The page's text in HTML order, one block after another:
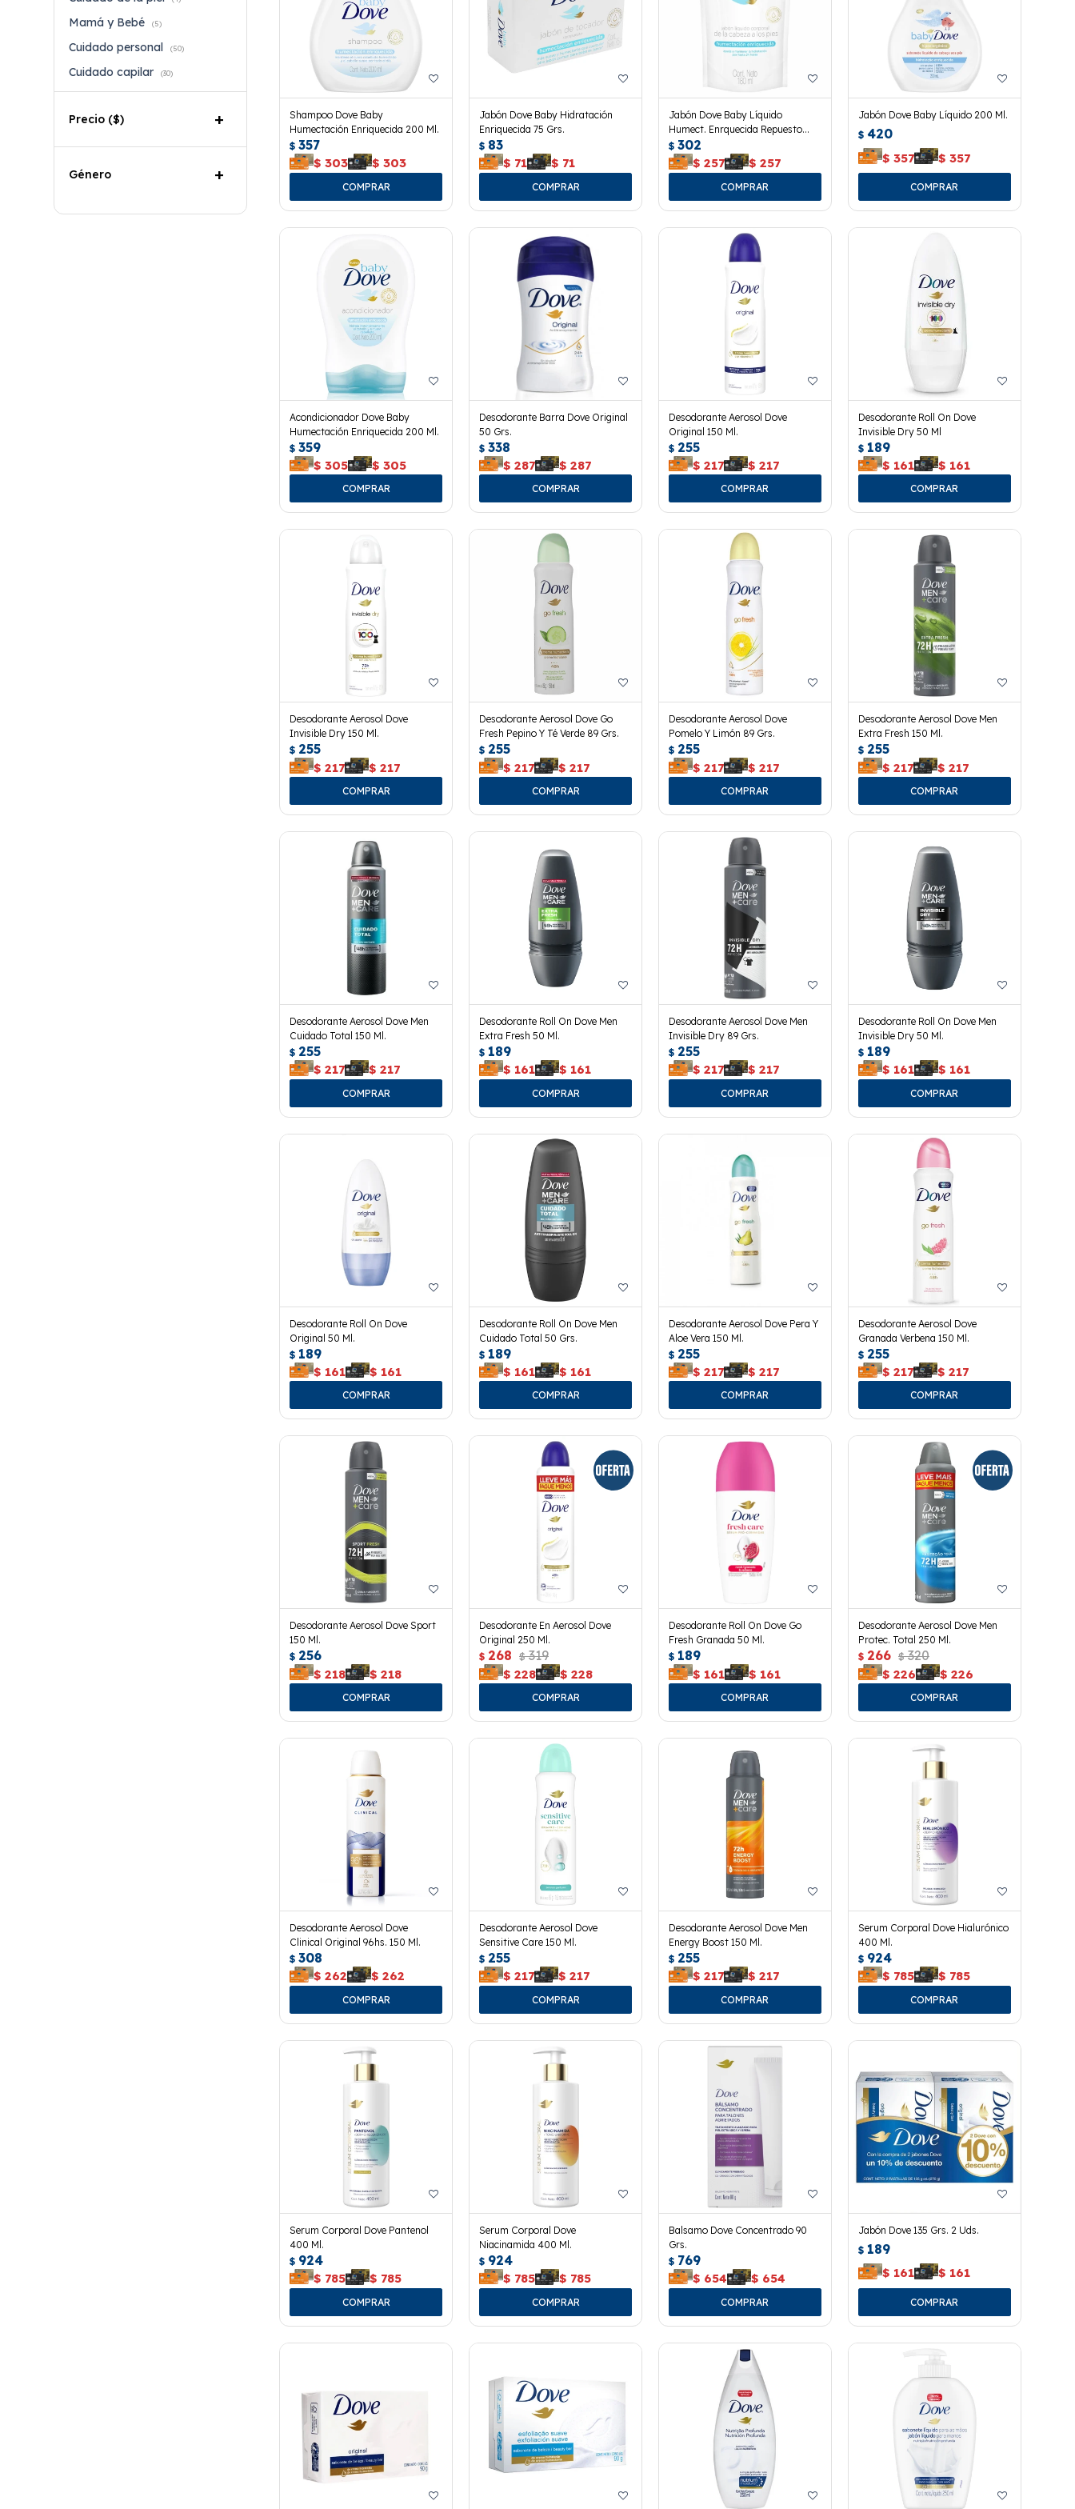
Shampoo Dove Baby
Humectación Enriquecida 200 Ml.
$ 357
$ 303 $ 303
Jabón Dove Baby Hidratación
Enriquecida 75 Grs.
$ 83
$ 71 $ 71
Jabón Dove Baby Líquido
Humect. Enrquecida Repuesto
180 Ml.
$ 302
$ 257 $ 257
Jabón Dove Baby Líquido 200 Ml.
$ 420
$ 357 $ 357
Acondicionador Dove Baby
Humectación Enriquecida 200 Ml.
$ 359
$ 305 $ 305
Desodorante Barra Dove Original
50 Grs.
$ 338
$ 287 $ 287
Desodorante Aerosol Dove
Original 150 Ml.
$ 255
$ 217 $ 217
Desodorante Roll On Dove
Invisible Dry 50 Ml
$ 189
$ 161 $ 161
Desodorante Aerosol Dove
Invisible Dry 150 Ml.
$ 255
$ 217 $ 217
Desodorante Aerosol Dove Go
Fresh Pepino Y Té Verde 89 Grs.
$ 255
$ 217 $ 217
Desodorante Aerosol Dove
Pomelo Y Limón 89 Grs.
$ 255
$ 217 $ 217
Desodorante Aerosol Dove Men
Extra Fresh 150 Ml.
$ 255
$ 217 $ 217
Desodorante Aerosol Dove Men
Cuidado Total 150 Ml.
$ 255
$ 217 $ 217
Desodorante Roll On Dove Men
Extra Fresh 50 Ml.
$ 189
$ 161 $ 161
Desodorante Aerosol Dove Men
Invisible Dry 89 Grs.
$ 255
$ 217 $ 217
Desodorante Roll On Dove Men
Invisible Dry 50 Ml.
$ 189
$ 161 $ 161
Desodorante Roll On Dove
Original 50 Ml.
$ 189
$ 161 $ 161
Desodorante Roll On Dove Men
Cuidado Total 50 Grs.
$ 189
$ 161 $ 161
Desodorante Aerosol Dove Pera Y
Aloe Vera 150 Ml.
$ 255
$ 217 $ 217
Desodorante Aerosol Dove
Granada Verbena 150 Ml.
$ 255
$ 217 $ 217
Desodorante Aerosol Dove Sport
150 Ml.
$ 256
$ 218 $ 218
Desodorante En Aerosol Dove
Original 250 Ml.
$ 268 $ 319
$ 228 $ 228
Desodorante Roll On Dove Go
Fresh Granada 50 Ml.
$ 189
$ 161 $ 161
Desodorante Aerosol Dove Men
Protec. Total 250 Ml.
$ 266 $ 320
$ 226 $ 226
Desodorante Aerosol Dove
Clinical Original 96hs. 150 Ml.
$ 308
$ 262 $ 262
Desodorante Aerosol Dove
Sensitive Care 150 Ml.
$ 255
$ 217 $ 217
Desodorante Aerosol Dove Men
Energy Boost 150 Ml.
$ 255
$ 217 $ 217
Serum Corporal Dove Hialurónico
400 Ml.
$ 924
$ 785 $ 785
Serum Corporal Dove Pantenol
400 Ml.
$ 924
$ 785 $ 785
Serum Corporal Dove
Niacinamida 400 Ml.
$ 924
$ 785 $ 785
Balsamo Dove Concentrado 90
Grs.
$ 769
$ 654 $ 654
Jabón Dove 135 Grs. 2 Uds.
$ 189
$ 161 $ 161
Mamá y Bebé (5)
Cuidado personal (50)
Cuidado capilar (30)
Precio ($)
Género